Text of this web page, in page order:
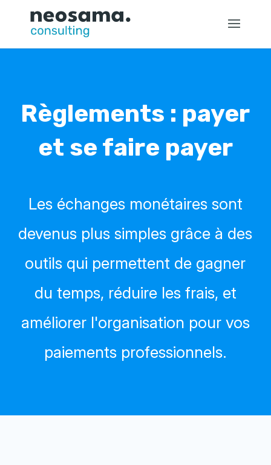
Règlements : payer
et se faire payer
Les échanges monétaires sont
devenus plus simples grâce à des
outils qui permettent de gagner
du temps, réduire les frais, et
améliorer l'organisation pour vos
paiements professionnels.